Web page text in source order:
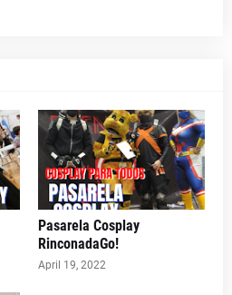
Pasarela Cosplay
RinconadaGo!
April 19, 2022